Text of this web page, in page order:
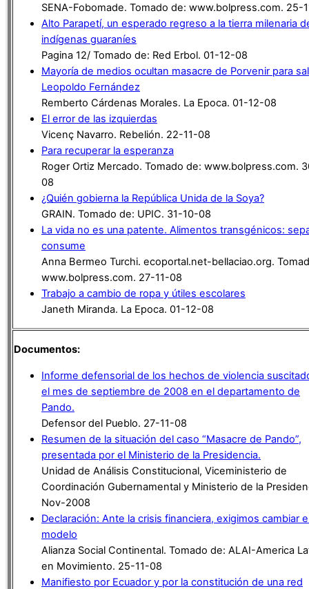
SENA-Fobomade. Tomado de: www.bolpress.com. 25-
Alto Parapetí, un esperado regreso a la tierra milenaria
indígenas guaraníes
Pagina 12/ Tomado de: Red Erbol. 01-12-08
Mayoría de medios ocultan masacre de Porvenir para
Leopoldo Fernández
Remberto Cárdenas Morales. La Epoca. 01-12-08
El error de las izquierdas
Vicenç Navarro. Rebelión. 22-11-08
Para recuperar la esperanza
Roger Ortiz Mercado. Tomado de: www.bolpress.com.
08
¿Quién gobierna la República Unida de la Soya?
GRAIN. Tomado de: UPIC. 31-10-08
La vida no es una patente. Alimentos transgénicos:
consume
Anna Bermeo Turchi. ecoportal.net-bellaciao.org.
www.bolpress.com. 27-11-08
Trabajo a cambio de ropa y útiles escolares
Janeth Miranda. La Epoca. 01-12-08
Documentos:
Informe defensorial de los hechos de violencia
el mes de septiembre de 2008 en el departamento de
Pando.
Defensor del Pueblo. 27-11-08
Resumen de la situación del caso “Masacre de Pando”,
presentada por el Ministerio de la Presidencia.
Unidad de Análisis Constitucional, Viceministerio de
Coordinación Gubernamental y Ministerio de la
Nov-2008
Declaración: Ante la crisis financiera, exigimos cambiar
modelo
Alianza Social Continental. Tomado de: ALAI-America
en Movimiento. 25-11-08
Manifiesto por Ecuador y por la constitución de una red